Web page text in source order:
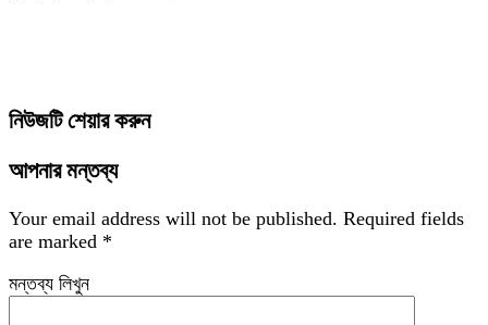
নিউজটি শেয়ার করুন
আপনার মন্তব্য
Your email address will not be published. Required fields
are marked *
মন্তব্য লিখুন